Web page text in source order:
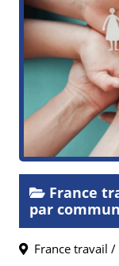
France
par
France travail /